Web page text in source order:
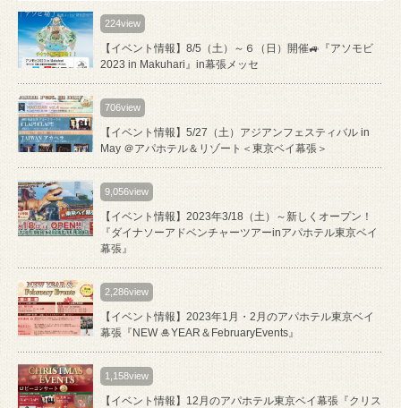
224view
【イベント情報】8/5（土）～６（日）開催🚙『アソモビ
2023 in Makuhari』in幕張メッセ
706view
【イベント情報】5/27（土）アジアンフェスティバル in
May ＠アパホテル＆リゾート＜東京ベイ幕張＞
9,056view
【イベント情報】2023年3/18（土）～新しくオープン！
『ダイナソーアドベンチャーツアーinアパホテル東京ベイ
幕張』
2,286view
【イベント情報】2023年1月・2月のアパホテル東京ベイ
幕張『NEW 🎍YEAR＆FebruaryEvents』
1,158view
【イベント情報】12月のアパホテル東京ベイ幕張『クリス